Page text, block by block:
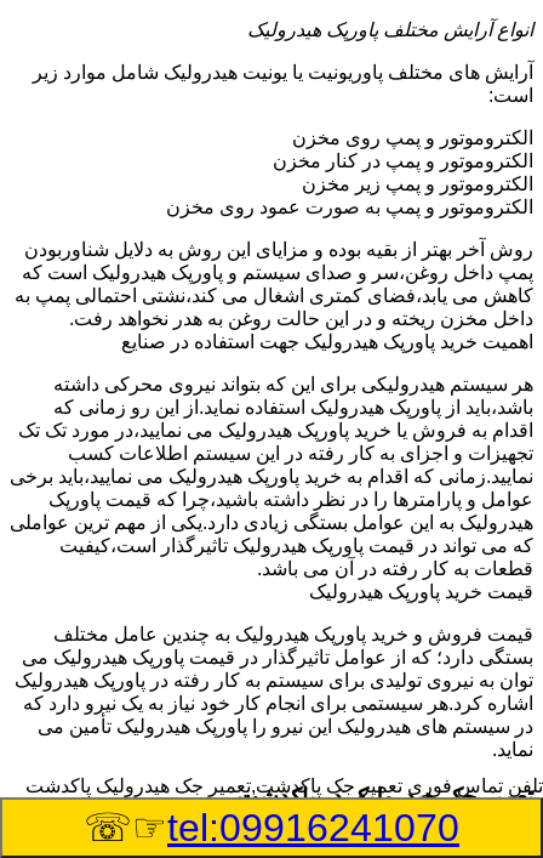
انواع آرایش مختلف پاورپک هیدرولیک
آرایش های مختلف پاوریونیت یا یونیت هیدرولیک شامل موارد زیر
است:
الکتروموتور و پمپ روی مخزن
الکتروموتور و پمپ در کنار مخزن
الکتروموتور و پمپ زیر مخزن
الکتروموتور و پمپ به صورت عمود روی مخزن
روش آخر بهتر از بقیه بوده و مزایای این روش به دلایل شناوربودن
پمپ داخل روغن،سر و صدای سیستم و پاورپک هیدرولیک است که
کاهش می یابد،فضای کمتری اشغال می کند،نشتی احتمالی پمپ به
داخل مخزن ریخته و در این حالت روغن به هدر نخواهد رفت.
اهمیت خرید پاورپک هیدرولیک جهت استفاده در صنایع
هر سیستم هیدرولیکی برای این که بتواند نیروی محرکی داشته
باشد،باید از پاورپک هیدرولیک استفاده نماید.از این رو زمانی که
اقدام به فروش یا خرید پاورپک هیدرولیک می نمایید،در مورد تک تک
تجهیزات و اجزای به کار رفته در این سیستم اطلاعات کسب
نمایید.زمانی که اقدام به خرید پاورپک هیدرولیک می نمایید،باید برخی
عوامل و پارامترها را در نظر داشته باشید،چرا که قیمت پاورپک
هیدرولیک به این عوامل بستگی زیادی دارد.یکی از مهم ترین عواملی
که می تواند در قیمت پاورپک هیدرولیک تاثیرگذار است،کیفیت
قطعات به کار رفته در آن می باشد.
قیمت خرید پاورپک هیدرولیک
قیمت فروش و خرید پاورپک هیدرولیک به چندین عامل مختلف
بستگی دارد؛ که از عوامل تاثیرگذار در قیمت پاورپک هیدرولیک می
توان به نیروی تولیدی برای سیستم به کار رفته در پاورپک هیدرولیک
اشاره کرد.هر سیستمی برای انجام کار خود نیاز به یک نیرو دارد که
در سیستم های هیدرولیک این نیرو را پاورپک هیدرولیک تأمین می
نماید.
تعمیر جک هیدرولیک در پاکدشت
وسیله‎ای که با عملکرد خود موجب بلند شدن اهرم و یا وزن سنگین
تلفن تماس فوری تعمیر جک پاکدشت,تعمیر جک هیدرولیک پاکدشت
tel:09916241070
☞☏